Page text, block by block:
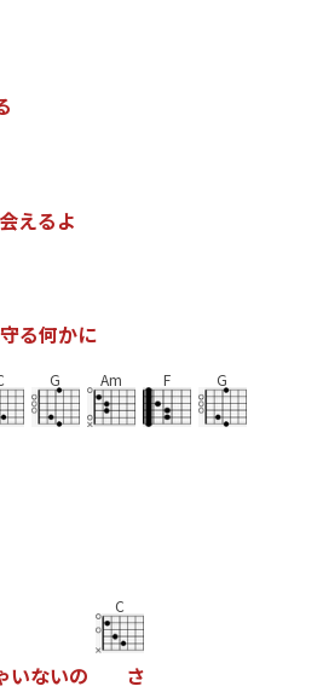
会えるよ
守る何かに
G Am F G
いないの
C
さ